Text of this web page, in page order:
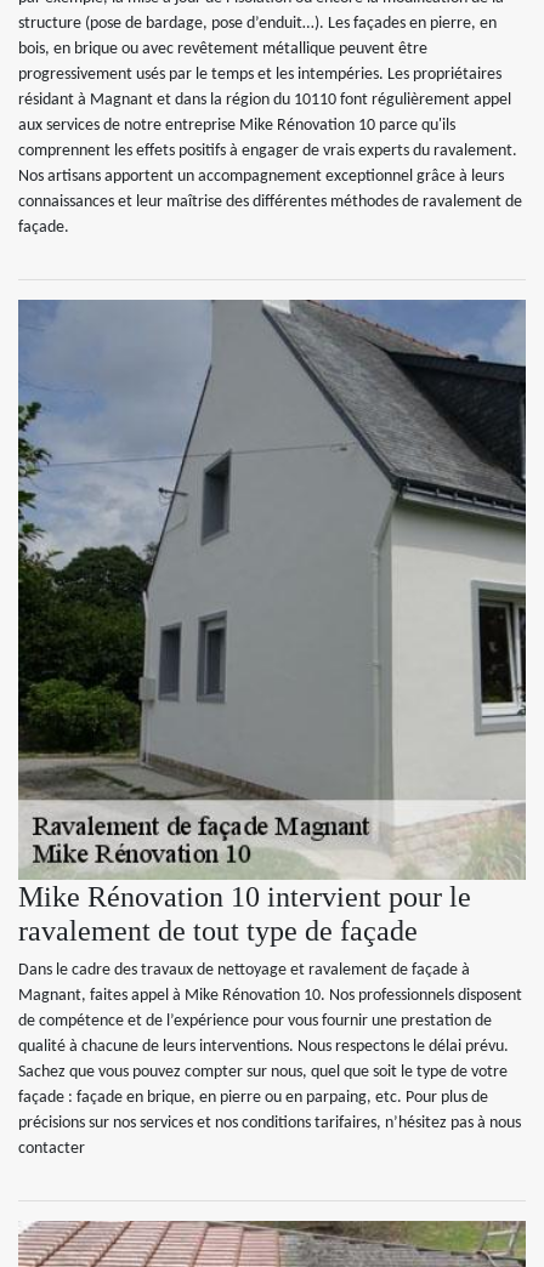
structure (pose de bardage, pose d’enduit…). Les façades en pierre, en
bois, en brique ou avec revêtement métallique peuvent être
progressivement usés par le temps et les intempéries. Les propriétaires
résidant à Magnant et dans la région du 10110 font régulièrement appel
aux services de notre entreprise Mike Rénovation 10 parce qu'ils
comprennent les effets positifs à engager de vrais experts du ravalement.
Nos artisans apportent un accompagnement exceptionnel grâce à leurs
connaissances et leur maîtrise des différentes méthodes de ravalement de
façade.
Mike Rénovation 10 intervient pour le
ravalement de tout type de façade
Dans le cadre des travaux de nettoyage et ravalement de façade à
Magnant, faites appel à Mike Rénovation 10. Nos professionnels disposent
de compétence et de l’expérience pour vous fournir une prestation de
qualité à chacune de leurs interventions. Nous respectons le délai prévu.
Sachez que vous pouvez compter sur nous, quel que soit le type de votre
façade : façade en brique, en pierre ou en parpaing, etc. Pour plus de
précisions sur nos services et nos conditions tarifaires, n’hésitez pas à nous
contacter